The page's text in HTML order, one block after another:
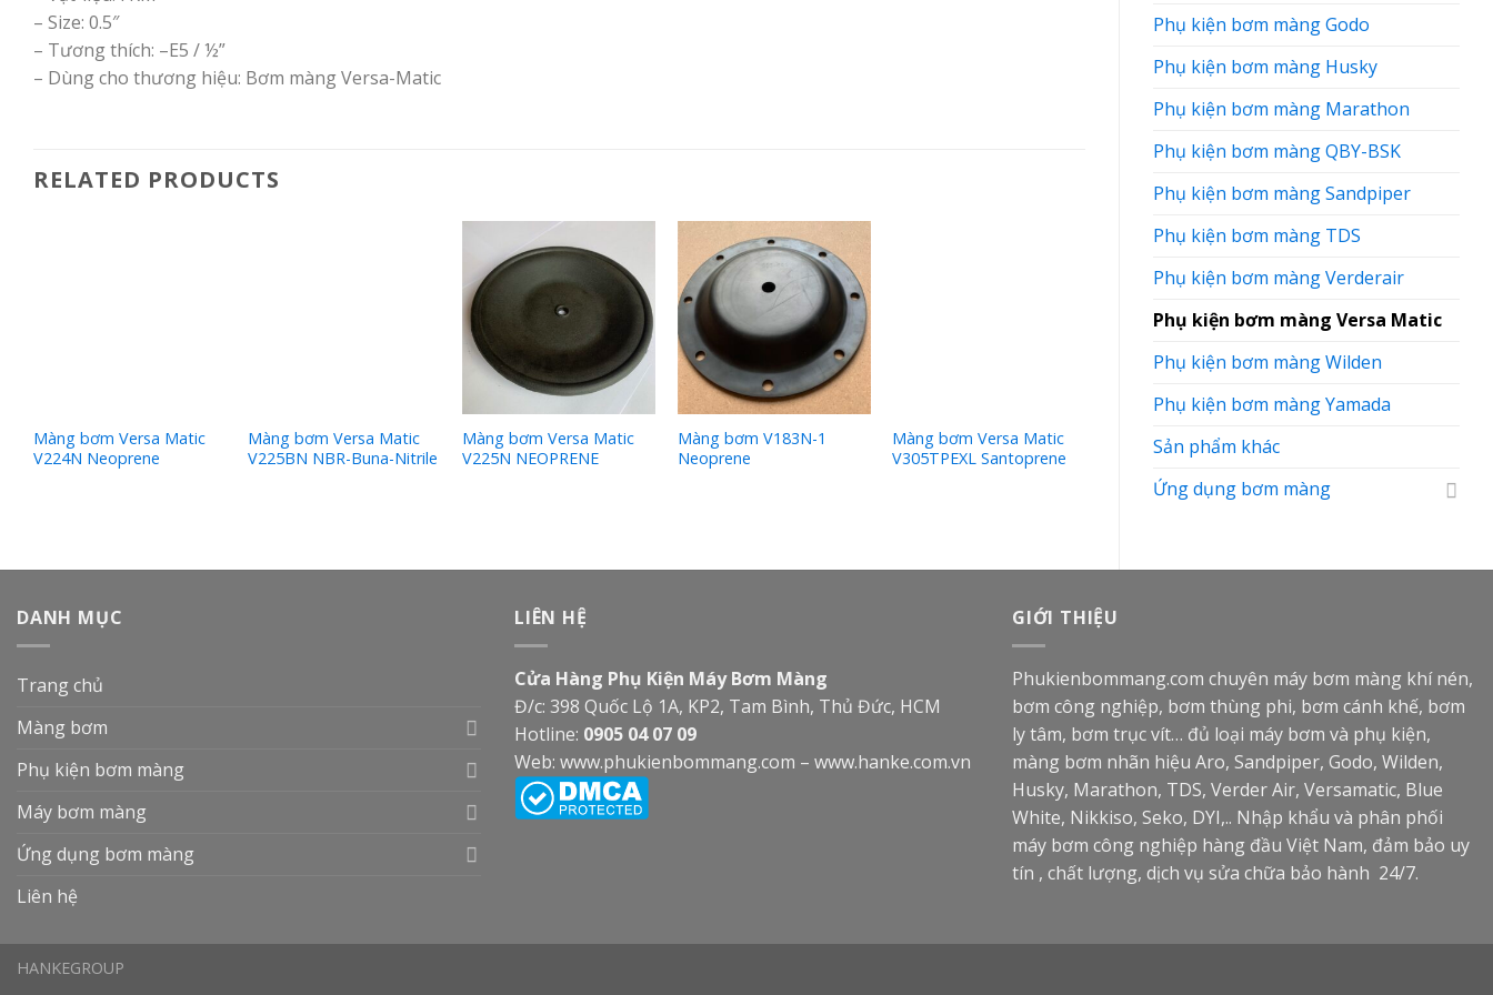
Phụ kiện bơm màng Godo
Phụ kiện bơm màng Husky
Phụ kiện bơm màng Marathon
Phụ kiện bơm màng QBY-BSK
Phụ kiện bơm màng Sandpiper
Phụ kiện bơm màng TDS
Phụ kiện bơm màng Verderair
Phụ kiện bơm màng Versa Matic
Phụ kiện bơm màng Wilden
Phụ kiện bơm màng Yamada
Sản phẩm khác
Ứng dụng bơm màng
– Size: 0.5″
– Tương thích: –E5 / ½”
– Dùng cho thương hiệu: Bơm màng Versa-Matic
RELATED PRODUCTS
Màng bơm Versa Matic
V224N Neoprene
Màng bơm Versa Matic
V225BN NBR-Buna-Nitrile
Màng bơm Versa Matic
V225N NEOPRENE
Màng bơm V183N-1
Neoprene
Màng bơm Versa Matic
V305TPEXL Santoprene
Màng bơm Versa Matic
V183VT-1 FKM
DANH MỤC
Trang chủ
Màng bơm
Phụ kiện bơm màng
Máy bơm màng
Ứng dụng bơm màng
Liên hệ
LIÊN HỆ
Cửa Hàng Phụ Kiện Máy Bơm Màng
Đ/c: 398 Quốc Lộ 1A, KP2, Tam Bình, Thủ Đức, HCM
Hotline: 0905 04 07 09
Web: www.phukienbommang.com – www.hanke.com.vn
GIỚI THIỆU
Phukienbommang.com chuyên máy bơm màng khí nén,
bơm công nghiệp, bơm thùng phi, bơm cánh khế, bơm
ly tâm, bơm trục vít… đủ loại máy bơm và phụ kiện,
màng bơm nhãn hiệu Aro, Sandpiper, Godo, Wilden,
Husky, Marathon, TDS, Verder Air, Versamatic, Blue
White, Nikkiso, Seko, DYI,.. Nhập khẩu và phân phối
máy bơm công nghiệp hàng đầu Việt Nam, đảm bảo uy
tín , chất lượng, dịch vụ sửa chữa bảo hành 24/7.
HANKEGROUP